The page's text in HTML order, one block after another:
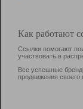
Как работают
Ссылки помогают
участвовать в
Все успешные
продвижения своего